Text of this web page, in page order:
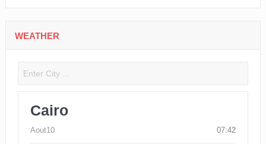
WEATHER
Cairo
Aout10 07:42